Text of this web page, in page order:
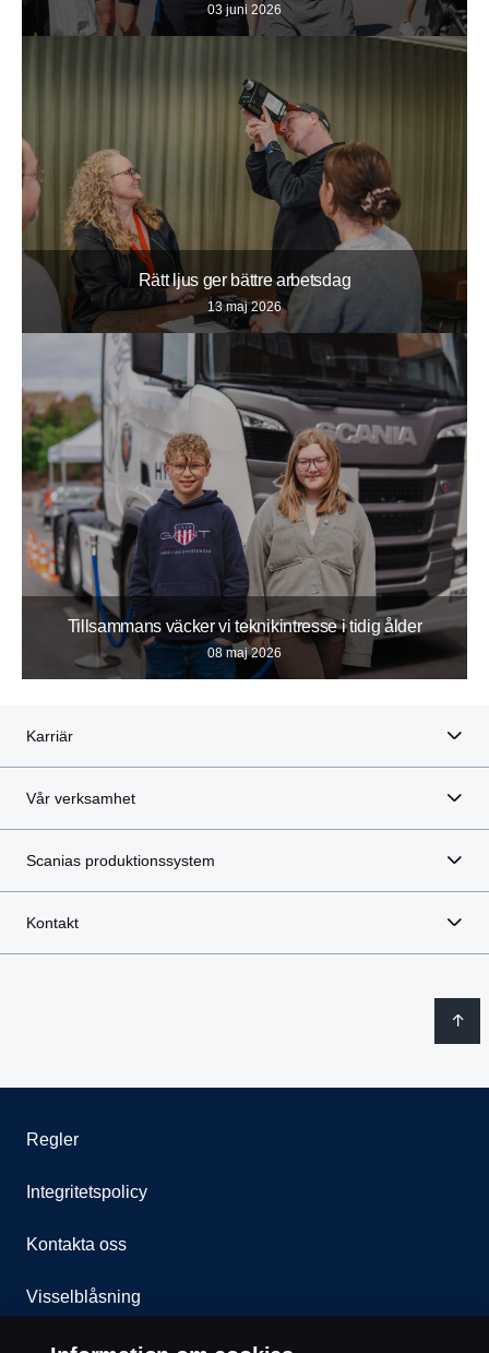
03 juni 2026
Rätt ljus ger bättre arbetsdag
13 maj 2026
Tillsammans väcker vi teknikintresse i tidig ålder
08 maj 2026
Karriär
Vår verksamhet
Scanias produktionssystem
Kontakt
Regler
Integritetspolicy
Kontakta oss
Visselblåsning
Cookie policy